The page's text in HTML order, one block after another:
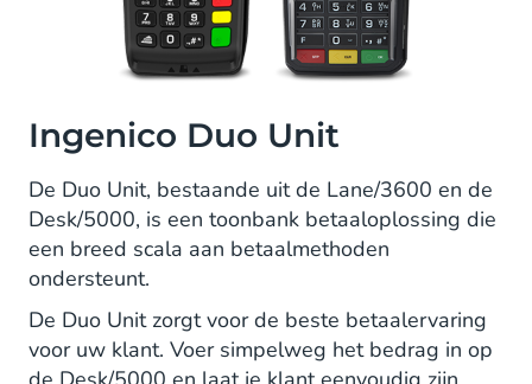
Ingenico Duo Unit
De Duo Unit, bestaande uit de Lane/3600 en de
Desk/5000, is een toonbank betaaloplossing die
een breed scala aan betaalmethoden
ondersteunt.
De Duo Unit zorgt voor de beste betaalervaring
voor uw klant. Voer simpelweg het bedrag in op